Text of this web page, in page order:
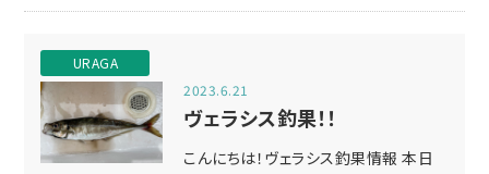
URAGA
2023.6.21
ヴェラシス釣果！！
こんにちは！ヴェラシス釣果情報 本日